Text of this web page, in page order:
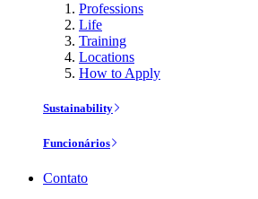
Professions
Life
Training
Locations
How to Apply
Sustainability
Funcionários
Contato